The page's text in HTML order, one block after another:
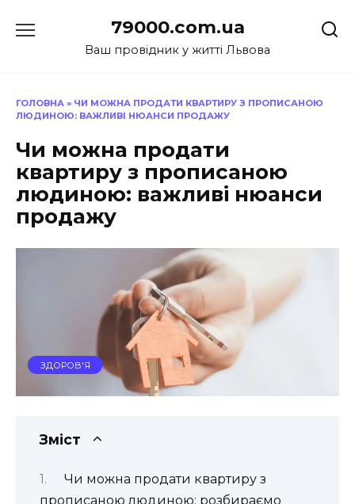
до
79000.com.ua
Ваш провідник у житті Львова
ГОЛОВНА » ЧИ МОЖНА ПРОДАТИ КВАРТИРУ З ПРОПИСАНОЮ
ЛЮДИНОЮ: ВАЖЛИВІ НЮАНСИ ПРОДАЖУ
Чи можна продати
квартиру з прописаною
людиною: важливі нюанси
продажу
ЗДОРОВ'Я
Зміст
Чи можна продати квартиру з
прописаною людиною: розбираємо